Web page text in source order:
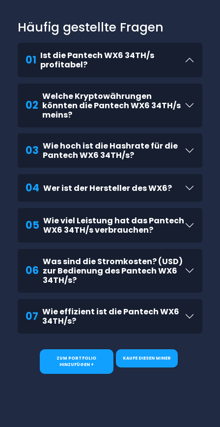
Häufig gestellte Fragen
01 Ist die Pantech WX6 34TH/s
profitabel?
02
Welche Kryptowährungen
könnten die Pantech WX6 34TH/s
meins?
03 Wie hoch ist die Hashrate für die
Pantech WX6 34TH/s?
04 Wer ist der Hersteller des WX6?
05 Wie viel Leistung hat das Pantech
WX6 34TH/s verbrauchen?
06
Was sind die Stromkosten? (USD)
zur Bedienung des Pantech WX6
34TH/s?
07 Wie effizient ist die Pantech WX6
34TH/s?
ZUM PORTFOLIO
HINZUFÜGEN +
KAUFE DIESEN MINER